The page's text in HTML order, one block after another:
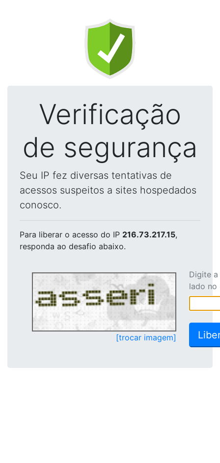
Verificação
de segurança
Seu IP fez diversas tentativas de
acessos suspeitos a sites hospedados
conosco.
Para liberar o acesso do IP 216.73.217.15,
responda ao desafio abaixo.
[trocar imagem]
Digite
lado no